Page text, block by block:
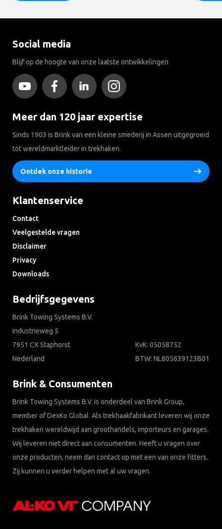
Social media
Blijf op de hoogte van onze laatste ontwikkelingen
Meer dan 120 jaar expertise
Sinds 1903 is Brink van een kleine smederij in Assen uitgegroeid
tot wereldmarktleider in trekhaken.
Ontdek onze historie
Klantenservice
Contact
Veelgestelde vragen
Disclaimer
Privacy
Downloads
Bedrijfsgegevens
Brink Towing Systems B.V.
Industrieweg 5
7951 CX Staphorst
Nederland
KvK: 05058752
BTW: NL805639123B01
Brink & Consumenten
Brink Towing Systems B.V. is onderdeel van Brink Group,
member of DexKo Global. Als trekhaakfabrikant leveren wij onze
trekhaken wereldwijd aan groothandels, importeurs en garages.
Wij leveren niet direct aan consumenten. Heeft u vragen over
onze producten, neem dan contact op met een van onze fitters.
Zij kunnen u verder helpen met al uw vragen.